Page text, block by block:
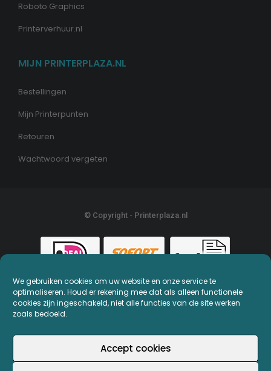
We gebruiken cookies om uw website en onze service te
optimaliseren. Houd er rekening mee dat als alleen functionele
cookies zijn ingeschakeld, niet alle functies van de site werken
zoals bedoeld.
Accept cookies
Roboto Graphics
Printerverhuur.nl
MIJN PRINTERPLAZA.NL
Bestellingen
Mijn Printerpunten
Retouren
Wachtwoord vergeten
© Copyright - Printerplaza.nl